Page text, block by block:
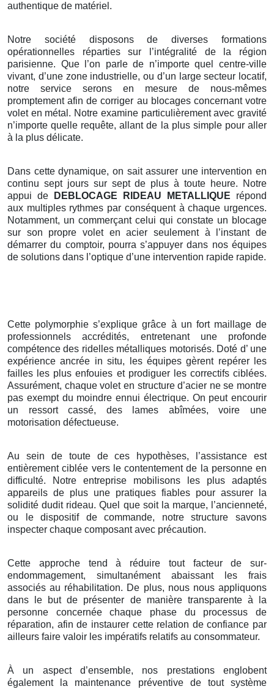
authentique de matériel.
Notre société disposons de diverses formations
opérationnelles réparties sur l’intégralité de la région
parisienne. Que l’on parle de n’importe quel centre-ville
vivant, d’une zone industrielle, ou d’un large secteur locatif,
notre service serons en mesure de nous-mêmes
promptement afin de corriger au blocages concernant votre
volet en métal. Notre examine particulièrement avec gravité
n’importe quelle requête, allant de la plus simple pour aller
à la plus délicate.
Dans cette dynamique, on sait assurer une intervention en
continu sept jours sur sept de plus à toute heure. Notre
appui de
DEBLOCAGE RIDEAU METALLIQUE répond
aux multiples rythmes par conséquent à chaque urgences.
Notamment, un commerçant celui qui constate un blocage
sur son propre volet en acier seulement à l’instant de
démarrer du comptoir, pourra s’appuyer dans nos équipes
de solutions dans l’optique d’une intervention rapide rapide.
Cette polymorphie s’explique grâce à un fort maillage de
professionnels accrédités, entretenant une profonde
compétence des ridelles métalliques motorisés. Doté d’ une
expérience ancrée in situ, les équipes gèrent repérer les
failles les plus enfouies et prodiguer les correctifs ciblées.
Assurément, chaque volet en structure d’acier ne se montre
pas exempt du moindre ennui électrique. On peut encourir
un ressort cassé, des lames abîmées, voire une
motorisation défectueuse.
Au sein de toute de ces hypothèses, l’assistance est
entièrement ciblée vers le contentement de la personne en
difficulté. Notre entreprise mobilisons les plus adaptés
appareils de plus une pratiques fiables pour assurer la
solidité dudit rideau. Quel que soit la marque, l’ancienneté,
ou le dispositif de commande, notre structure savons
inspecter chaque composant avec précaution.
Cette approche tend à réduire tout facteur de sur-
endommagement, simultanément abaissant les frais
associés au réhabilitation. De plus, nous nous appliquons
dans le but de présenter de manière transparente à la
personne concernée chaque phase du processus de
réparation, afin de instaurer cette relation de confiance par
ailleurs faire valoir les impératifs relatifs au consommateur.
À un aspect d’ensemble, nos prestations englobent
également la maintenance préventive de tout système